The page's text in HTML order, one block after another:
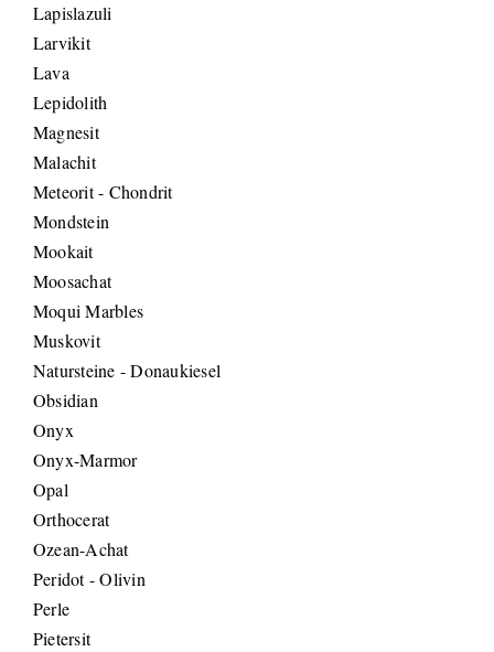
Lapislazuli
Larvikit
Lava
Lepidolith
Magnesit
Malachit
Meteorit - Chondrit
Mondstein
Mookait
Moosachat
Moqui Marbles
Muskovit
Natursteine - Donaukiesel
Obsidian
Onyx
Onyx-Marmor
Opal
Orthocerat
Ozean-Achat
Peridot - Olivin
Perle
Pietersit